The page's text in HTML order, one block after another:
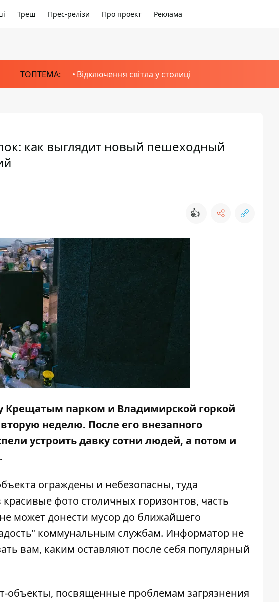
Треш Прес-релізи Про проект Реклама
ТОПТЕМА: Відключення світла у столиці
как выглядит новый пешеходный
👍
парком и Владимирской горкой
неделю. После его внезапного
устроить давкусотни людей, а потом и
.
ограждены и небезопасны, туда
фото столичных горизонтов, часть
может донести мусор до ближайшего
коммунальным службам. Информатор не
вам, каким оставляют после себя популярный
объекты, посвященные проблемам загрязнения